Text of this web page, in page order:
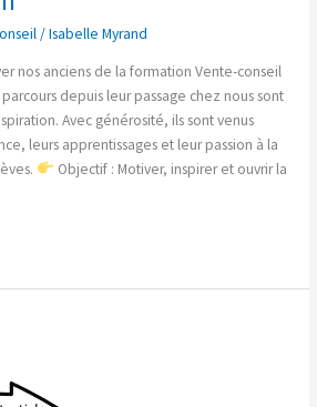
/Isabelle Myrand
nos anciens de la formation Vente-conseil
depuis leur passage chez nous sont
Avec générosité, ils sont venus
leurs apprentissages et leur passion à la
Objectif : Motiver, inspirer et ouvrir la